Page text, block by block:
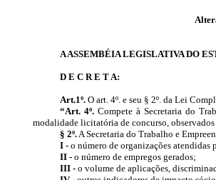
A ASSEMBÉIA LEGISLATIVA DO
D E C R E T A:
Art.1º. O art. 4º. e seu § 2º. da Lei
“Art. 4º. Compete à Secretaria do
modalidade licitatória de concurso,
§ 2º.A Secretaria do Trabalho e
I - o número de organizações atendidas
II -o número de empregos gerados;
III -o volume de aplicações,